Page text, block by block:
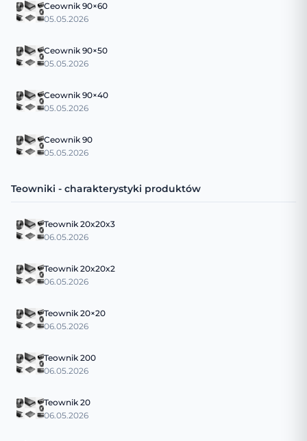
Ceownik 90×60
05.05.2026
Ceownik 90×50
05.05.2026
Ceownik 90×40
05.05.2026
Ceownik 90
05.05.2026
Teowniki - charakterystyki produktów
Teownik 20x20x3
06.05.2026
Teownik 20x20x2
06.05.2026
Teownik 20×20
06.05.2026
Teownik 200
06.05.2026
Teownik 20
06.05.2026